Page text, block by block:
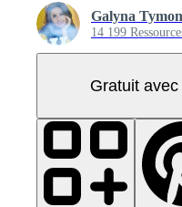
Galyna
14 199
Gratuit avec